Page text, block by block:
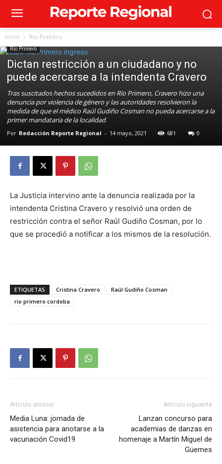
Inicio Rio Primero
Rio Primero
Dictan restricción a un ciudadano y no
puede acercarse a la intendenta Cravero
Tras suscitados hechos sucedidos en Río Primero, Cravero hizo una
denuncia por violencia de género y las autoridades resolvieron la
medida de que el médico Raúl Gudiño Cosman no pueda acercarse a la
primer mandataria de la localidad
Por Redacción Reporte Regional - 14 mayo, 2021 681 0
La Justicia intervino ante la denuncia realizada por la
intendenta Cristina Cravero y resolvió una orden de
restricción contra el señor Raúl Gudiño Cosman, por lo
que se procedió a notificar a los mismos de la resolución.
ETIQUETAS Cristina Cravero
Raúl Gudiño Cosman
rio primero cordoba
Artículo anterior
Media Luna: jornada de
asistencia para anotarse a la
vacunación Covid19
Artículo siguiente
Lanzan concurso para
academias de danzas en
homenaje a Martín Miguel de
Güemes